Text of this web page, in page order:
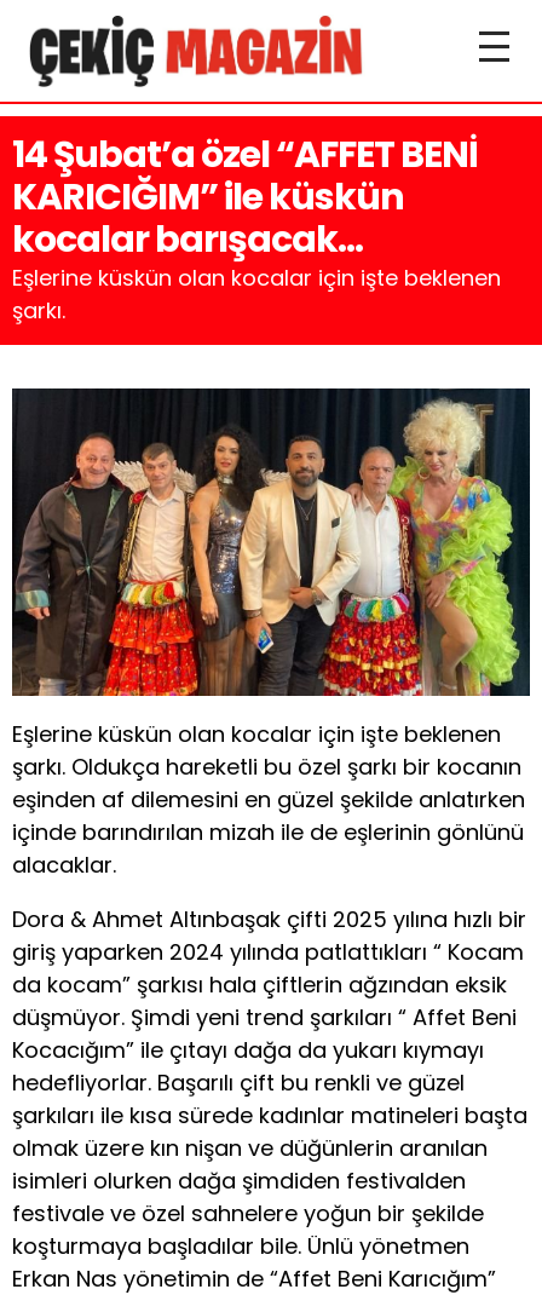
14 Şubat’a özel “AFFET BENİ
KARICIĞIM” ile küskün
kocalar barışacak…
Eşlerine küskün olan kocalar için işte beklenen
şarkı.
Eşlerine küskün olan kocalar için işte beklenen
şarkı. Oldukça hareketli bu özel şarkı bir kocanın
eşinden af dilemesini en güzel şekilde anlatırken
içinde barındırılan mizah ile de eşlerinin gönlünü
alacaklar.
Dora & Ahmet Altınbaşak çifti 2025 yılına hızlı bir
giriş yaparken 2024 yılında patlattıkları “ Kocam
da kocam” şarkısı hala çiftlerin ağzından eksik
düşmüyor. Şimdi yeni trend şarkıları “ Affet Beni
Kocacığım” ile çıtayı dağa da yukarı kıymayı
hedefliyorlar. Başarılı çift bu renkli ve güzel
şarkıları ile kısa sürede kadınlar matineleri başta
olmak üzere kın nişan ve düğünlerin aranılan
isimleri olurken dağa şimdiden festivalden
festivale ve özel sahnelere yoğun bir şekilde
koşturmaya başladılar bile. Ünlü yönetmen
Erkan Nas yönetimin de “Affet Beni Karıcığım”